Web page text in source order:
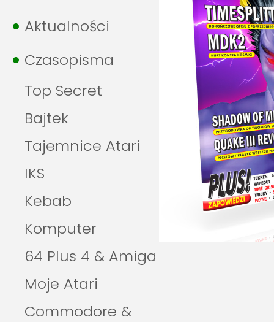
Aktualności
Czasopisma
Top Secret
Bajtek
Tajemnice Atari
IKS
Kebab
Komputer
64 Plus 4 & Amiga
Moje Atari
Commodore &